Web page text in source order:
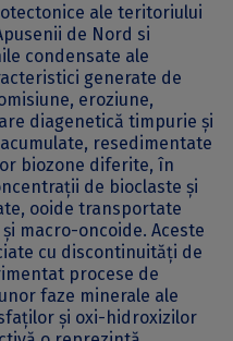
ale teritoriului
de Nord si
condensate ale
generate de
eroziune,
diagenetică timpurie și
resedimentate
biozone diferite, în
de bioclaste și
ooide transportate
macro-oncoide. Aceste
cu discontinuități de
procese de
faze minerale ale
și oxi-hidroxizilor